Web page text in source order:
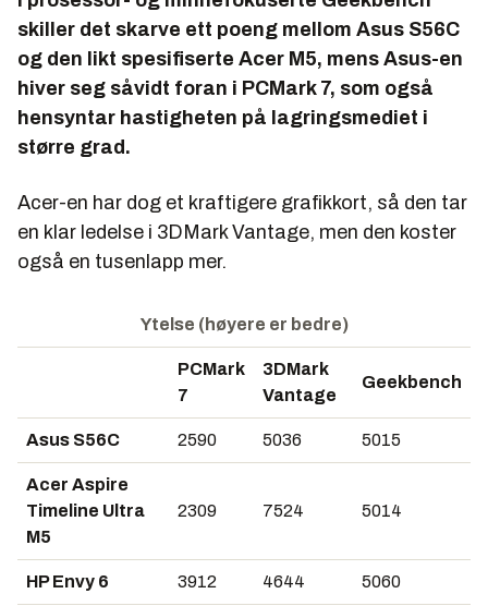
skiller det skarve ett poeng mellom Asus S56C
og den likt spesifiserte Acer M5, mens Asus-en
hiver seg såvidt foran i PCMark 7, som også
hensyntar hastigheten på lagringsmediet i
større grad.
Acer-en har dog et kraftigere grafikkort, så den tar
en klar ledelse i 3DMark Vantage, men den koster
også en tusenlapp mer.
Ytelse (høyere er bedre)
PCMark
7
3DMark
Vantage
Geekbench
Asus S56C 2590 5036 5015
Acer Aspire
Timeline Ultra
M5
2309 7524 5014
HP Envy 6 3912 4644 5060